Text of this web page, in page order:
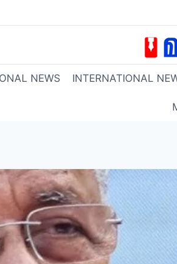
NEWS INTERNATIONAL